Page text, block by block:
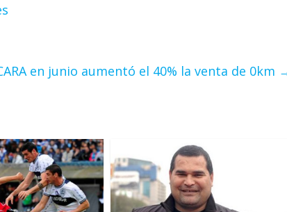
en junio aumentó el 40% la venta de 0km